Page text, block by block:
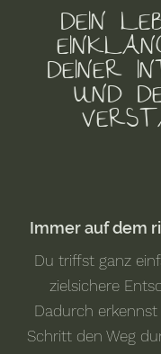
Immer auf dem
Du triffst ganz
zielsichere
Dadurch
Schritt den Weg
DEIN
DEINER
UND